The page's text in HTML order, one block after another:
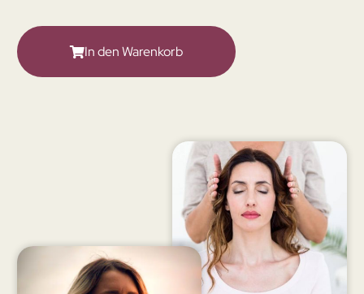
In den Warenkorb